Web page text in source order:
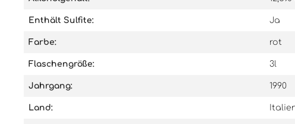
Enthält Sulfite: Ja
Farbe: rot
Flaschengröße: 3l
Jahrgang: 1990
Land: